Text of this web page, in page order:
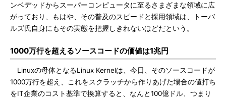
ンベデッドからスーパーコンピュータに至るさまざまな領域に広
がっており、もはや、その普及のスピードと採用領域は、トーバ
ルズ氏自身にもその実態を把握しきれないほどだという。
1000万行を超えるソースコードの価値は1兆円
Linuxの母体となるLinux Kernelは、今日、そのソースコードが
1000万行を超え、これをスクラッチから作りあげた場合の値打ち
をIT企業のコスト基準で換算すると、なんと100億ドル、つまり